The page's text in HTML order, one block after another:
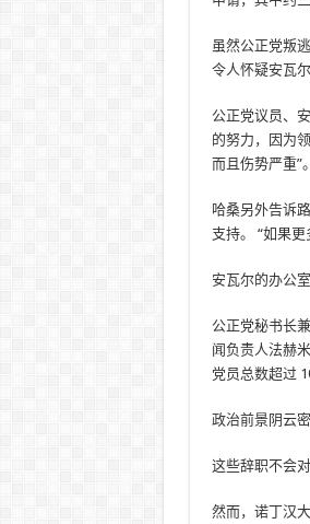
虽然公正党叛
令人怀疑安瓦
公正党议员、
的努力，因为
而且伤势严重”。
哈桑另外告诉
支持。 “如果
安瓦尔的办公
公正党秘书长
闻负责人法赫
党员总数超过
政治前景阴云
这些辞职不会
然而，诺丁汉